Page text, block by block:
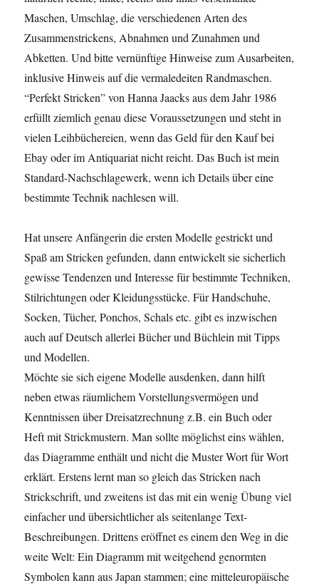
Maschen, Umschlag, die verschiedenen Arten des
Zusammenstrickens, Abnahmen und Zunahmen und
Abketten. Und bitte vernünftige Hinweise zum Ausarbeiten,
inklusive Hinweis auf die vermaledeiten Randmaschen.
“Perfekt Stricken” von Hanna Jaacks aus dem Jahr 1986
erfüllt ziemlich genau diese Voraussetzungen und steht in
vielen Leihbüchereien, wenn das Geld für den Kauf bei
Ebay oder im Antiquariat nicht reicht. Das Buch ist mein
Standard-Nachschlagewerk, wenn ich Details über eine
bestimmte Technik nachlesen will.
Hat unsere Anfängerin die ersten Modelle gestrickt und
Spaß am Stricken gefunden, dann entwickelt sie sicherlich
gewisse Tendenzen und Interesse für bestimmte Techniken,
Stilrichtungen oder Kleidungsstücke. Für Handschuhe,
Socken, Tücher, Ponchos, Schals etc. gibt es inzwischen
auch auf Deutsch allerlei Bücher und Büchlein mit Tipps
und Modellen.
Möchte sie sich eigene Modelle ausdenken, dann hilft
neben etwas räumlichem Vorstellungsvermögen und
Kenntnissen über Dreisatzrechnung z.B. ein Buch oder
Heft mit Strickmustern. Man sollte möglichst eins wählen,
das Diagramme enthält und nicht die Muster Wort für Wort
erklärt. Erstens lernt man so gleich das Stricken nach
Strickschrift, und zweitens ist das mit ein wenig Übung viel
einfacher und übersichtlicher als seitenlange Text-
Beschreibungen. Drittens eröffnet es einem den Weg in die
weite Welt: Ein Diagramm mit weitgehend genormten
Symbolen kann aus Japan stammen; eine mitteleuropäische